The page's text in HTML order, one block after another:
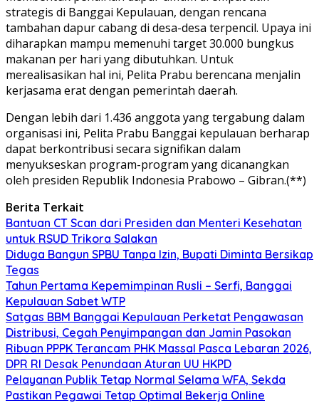
strategis di Banggai Kepulauan, dengan rencana
tambahan dapur cabang di desa-desa terpencil. Upaya ini
diharapkan mampu memenuhi target 30.000 bungkus
makanan per hari yang dibutuhkan. Untuk
merealisasikan hal ini, Pelita Prabu berencana menjalin
kerjasama erat dengan pemerintah daerah.
Dengan lebih dari 1.436 anggota yang tergabung dalam
organisasi ini, Pelita Prabu Banggai kepulauan berharap
dapat berkontribusi secara signifikan dalam
menyukseskan program-program yang dicanangkan
oleh presiden Republik Indonesia Prabowo – Gibran.(**)
Berita Terkait
Bantuan CT Scan dari Presiden dan Menteri Kesehatan
untuk RSUD Trikora Salakan
Diduga Bangun SPBU Tanpa Izin, Bupati Diminta Bersikap
Tegas
Tahun Pertama Kepemimpinan Rusli – Serfi, Banggai
Kepulauan Sabet WTP
Satgas BBM Banggai Kepulauan Perketat Pengawasan
Distribusi, Cegah Penyimpangan dan Jamin Pasokan
Ribuan PPPK Terancam PHK Massal Pasca Lebaran 2026,
DPR RI Desak Penundaan Aturan UU HKPD
Pelayanan Publik Tetap Normal Selama WFA, Sekda
Pastikan Pegawai Tetap Optimal Bekerja Online